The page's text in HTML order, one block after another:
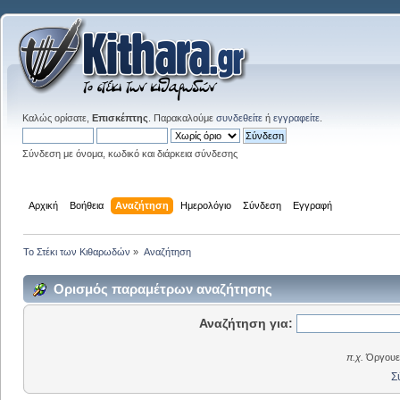
Καλώς ορίσατε, Επισκέπτης . Παρακαλούμε συνδεθείτε ή εγγραφείτε
Σύνδεση με όνομα, κωδικό και διάρκεια σύνδεσης
Αρχική Βοήθεια Αναζήτηση Ημερολόγιο Σύνδεση Εγγραφή
Το Στέκι των Κιθαρωδών » Αναζήτηση
Ορισμός παραμέτρων αναζήτησης
Αναζήτηση για:
π.χ.